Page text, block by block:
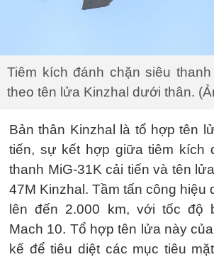
Tiêm kích đánh chặn siêu
theo tên lửa Kinzhal dưới thân.
Bản thân Kinzhal là tổ hợp tên
tiến, sự kết hợp giữa tiêm kích
thanh MiG-31K cải tiến và tên
47M Kinzhal. Tầm tấn công hiệu
lên đến 2.000 km, với tốc độ
Mach 10. Tổ hợp tên lửa này
kế để tiêu diệt các mục tiêu